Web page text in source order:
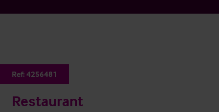
Ref: 4256481
Restaurant